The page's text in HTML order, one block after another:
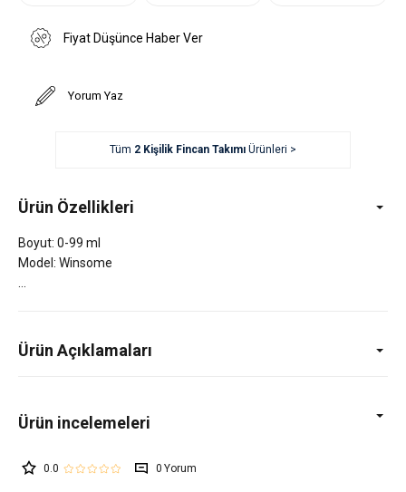
Fiyat Düşünce Haber Ver
Yorum Yaz
Tüm 2 Kişilik Fincan TakımıÜrünleri >
Ürün Özellikleri
Boyut: 0-99 ml
Model: Winsome
Ürün Açıklamaları
0.0 0